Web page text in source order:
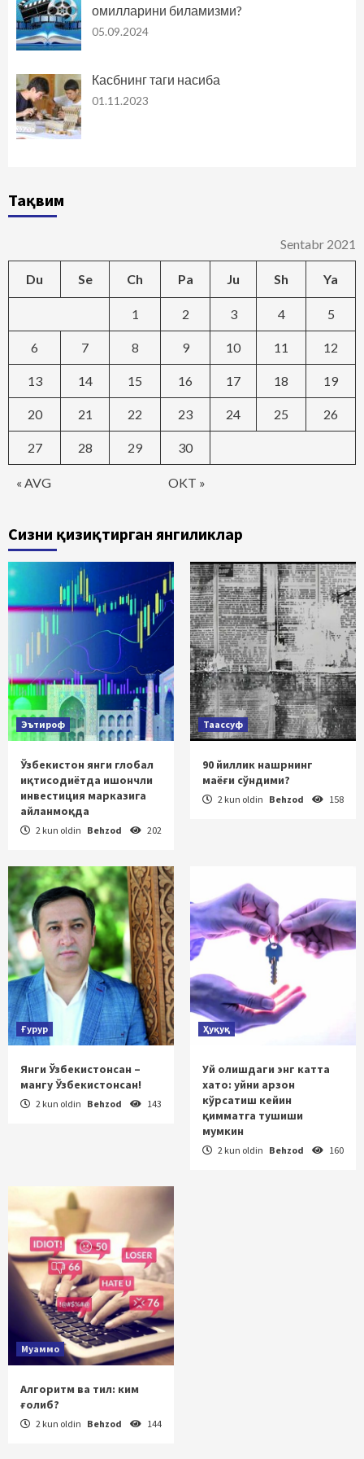
омилларини биламизми?
05.09.2024
Касбнинг таги насиба
01.11.2023
Тақвим
Sentabr 2021
Du Se Ch Pa Ju Sh Ya
« AVG OKT »
1 2 3 4 5
6 7 8 9 10 11 12
13 14 15 16 17 18 19
20 21 22 23 24 25 26
27 28 29 30
Сизни қизиқтирган янгиликлар
Эътироф
Ўзбекистон янги глобал
иқтисодиётда ишончли
инвестиция марказига
айланмоқда
2 kun oldin Behzod 202
Таассуф
90 йиллик нашрнинг
маёғи сўндими?
2 kun oldin Behzod 158
Ғурур
Янги Ўзбекистонсан –
мангу Ўзбекистонсан!
2 kun oldin Behzod 143
Ҳуқуқ
Уй олишдаги энг катта
хато: уйни арзон
кўрсатиш кейин
қимматга тушиши
мумкин
2 kun oldin Behzod 160
Муаммо
Алгоритм ва тил: ким
ғолиб?
2 kun oldin Behzod 144